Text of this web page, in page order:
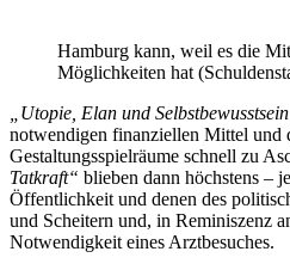
Hamburg kann, weil es die
Möglichkeiten hat
„Utopie, Elan und
notwendigen finanziellen Mittel und
Gestaltungsspielräume schnell zu
Tatkraft“ blieben dann höchstens –
Öffentlichkeit und denen des
und Scheitern und, in Reminiszenz
Notwendigkeit eines Arztbesuches.